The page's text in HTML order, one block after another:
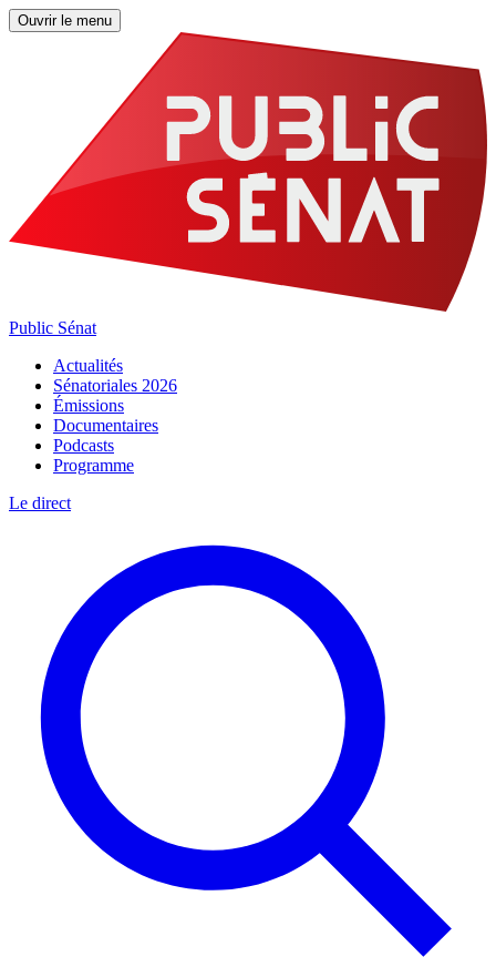
Ouvrir le menu
Public Sénat
Actualités
Sénatoriales 2026
Émissions
Documentaires
Podcasts
Programme
Le direct